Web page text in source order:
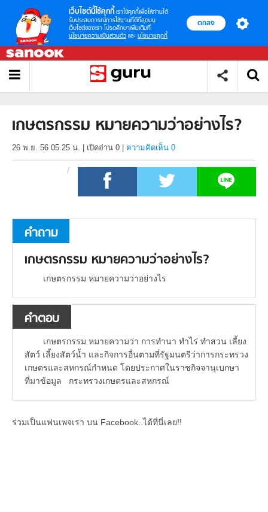
เว็บไซต์นี้ใช้คุกกี้ เราใช้คุกกี้เพื่อให้ท่านได้
รับประสบการณ์การใช้งานที่ดีที่สุดบน
เว็บไซต์ของเรา โปรดศึกษาเพิ่มเติมที่
นโยบายความเป็นส่วนตัว และ นโยบายคุกกี้
ตกลง
เกษตรกรรม หมายความว่าอย่างไร?
26 พ.ย. 56 05.25 น. เปิดอ่าน 0 ความคิดเห็น 0
คำถาม
เกษตรกรรม หมายความว่าอย่างไร?
เกษตรกรรม หมายความว่าอย่างไร
คำตอบ
เกษตรกรรม หมายความว่า การทำนา ทำไร่ ทำสวน เลี้ยง
สัตว์ เลี้ยงสัตว์น้ำ และกิจการอื่นตามที่รัฐมนตรีว่าการกระทรวง
เกษตรและสหกรณ์กำหนด โดยประกาศในราชกิจจานุเบกษา
ที่มาข้อมูล กระทรวงเกษตรและสหกรณ์
ร่วมเป็นแฟนเพจเรา บน Facebook..ได้ที่นี่เลย!!